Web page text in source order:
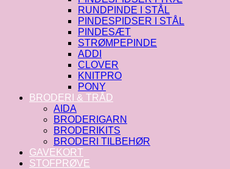
RUNDPINDE I STÅL
PINDESPIDSER I STÅL
PINDESÆT
STRØMPEPINDE
ADDI
CLOVER
KNITPRO
PONY
BRODERI & TRÅD
AIDA
BRODERIGARN
BRODERIKITS
BRODERI TILBEHØR
GAVEKORT
STOFPRØVE